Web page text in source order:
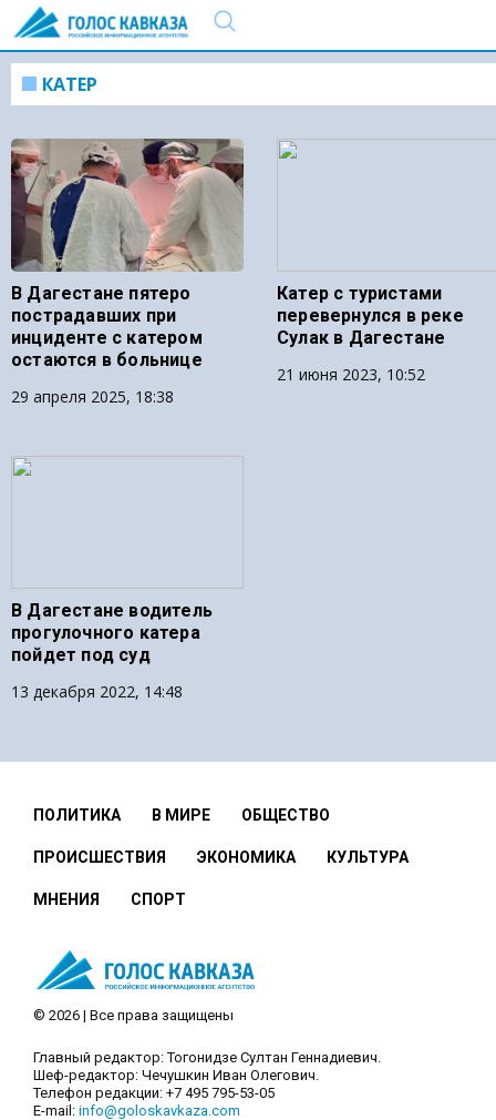
КАТЕР
В Дагестане пятеро
пострадавших при
инциденте с катером
остаются в больнице
29 апреля 2025, 18:38
Катер с туристами
перевернулся в реке
Сулак в Дагестане
21 июня 2023, 10:52
В Дагестане водитель
прогулочного катера
пойдет под суд
13 декабря 2022, 14:48
ПОЛИТИКА В МИРЕ ОБЩЕСТВО
ПРОИСШЕСТВИЯ ЭКОНОМИКА КУЛЬТУРА
МНЕНИЯ СПОРТ
© 2026 | Все права защищены
Главный редактор: Тогонидзе Султан Геннадиевич.
Шеф-редактор: Чечушкин Иван Олегович.
Телефон редакции: +7 495 795-53-05
E-mail: info@goloskavkaza.com